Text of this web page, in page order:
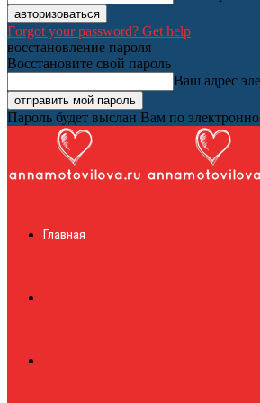
Forgot your password? Get help
восстановление пароля
Восстановите свой пароль
Ваш адрес
Пароль будет выслан Вам по
журналГлавная